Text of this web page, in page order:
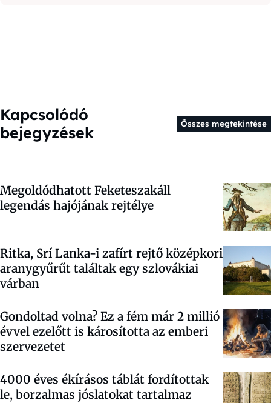
Kapcsolódó
bejegyzések
Összes megtekintése
Megoldódhatott Feketeszakáll
legendás hajójának rejtélye
Ritka, Srí Lanka-i zafírt rejtő középkori
aranygyűrűt találtak egy szlovákiai
várban
Gondoltad volna? Ez a fém már 2 millió
évvel ezelőtt is károsította az emberi
szervezetet
4000 éves ékírásos táblát fordítottak
le, borzalmas jóslatokat tartalmaz